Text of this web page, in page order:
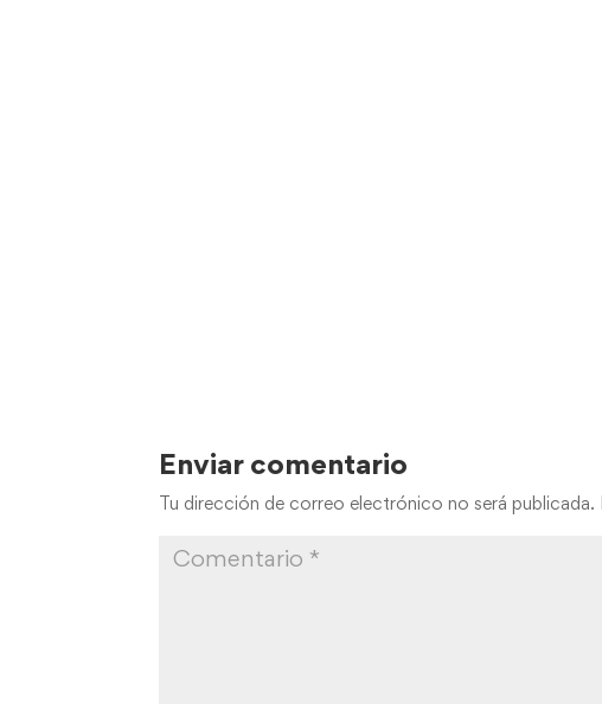
Enviar comentario
Tu dirección de correo electrónico no será publicada.